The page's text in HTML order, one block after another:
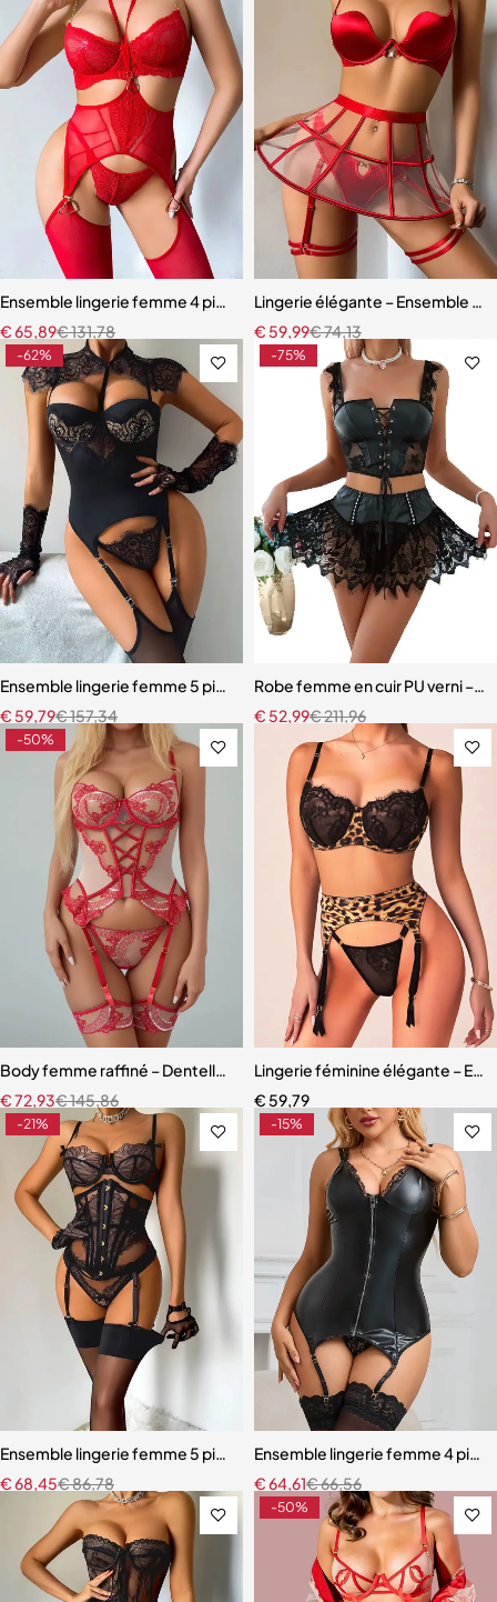
Ensemble lingerie femme 4 pièces – Dentelle rouge avec chaînes
€131,78
€65,89
Lingerie élégante – Ensemble
€74,13
€ 59,99
-62%
Ensemble lingerie femme 5 pièces – Dentelle ajourée avec bas
€157,34
€ 59,79
-75%
Robe femme en cuir PU verni –
€211,96
€ 52,99
-50%
Body femme raffiné – Dentelle, découpes modernes et détails
€145,86
€72,93
Lingerie féminine élégante –
€ 59,79
-21%
Ensemble lingerie femme 5 pièces – Dentelle brodée avec cache-
€86,78
€68,45
-15%
Ensemble lingerie femme 4
€66,56
€64,61
-50%